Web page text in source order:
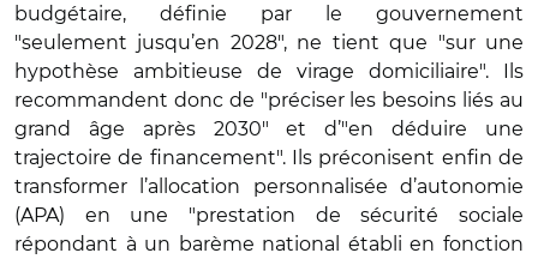
budgétaire, définie par le gouvernement
"seulement jusqu’en 2028", ne tient que "sur une
hypothèse ambitieuse de virage domiciliaire". Ils
recommandent donc de "préciser les besoins liés au
grand âge après 2030" et d’"en déduire une
trajectoire de financement". Ils préconisent enfin de
transformer l’allocation personnalisée d’autonomie
(APA) en une "prestation de sécurité sociale
répondant à un barème national établi en fonction